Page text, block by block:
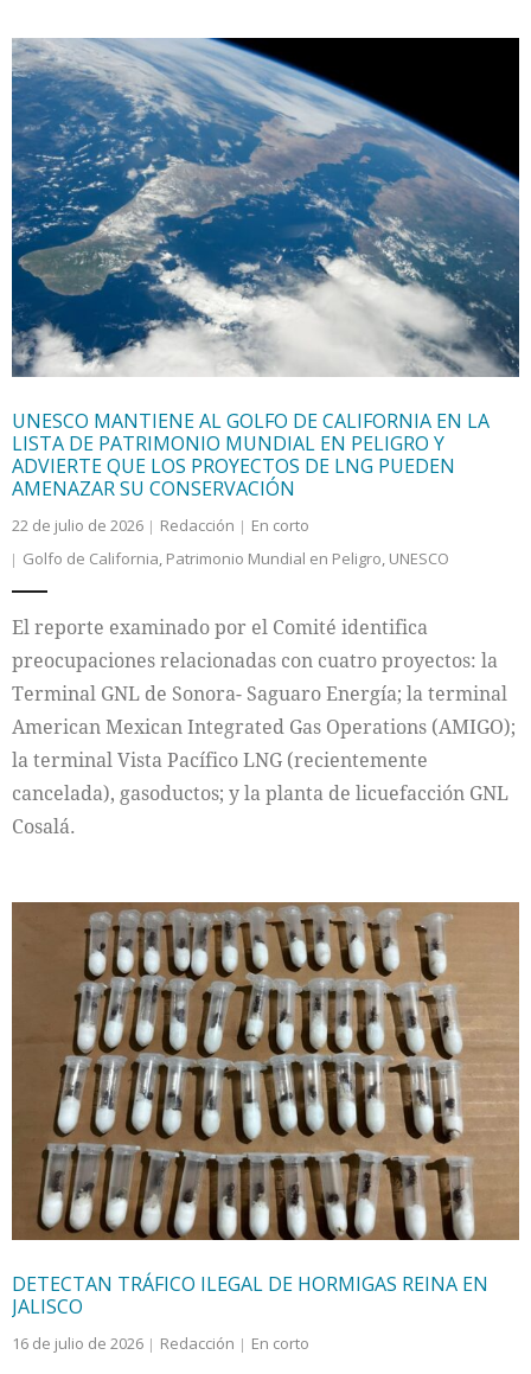
UNESCO MANTIENE AL GOLFO DE CALIFORNIA EN LA
LISTA DE PATRIMONIO MUNDIAL EN PELIGRO Y
ADVIERTE QUE LOS PROYECTOS DE LNG PUEDEN
AMENAZAR SU CONSERVACIÓN
22 de julio de 2026 Redacción
En corto
Golfo de California, Patrimonio Mundial en Peligro, UNESCO
El reporte examinado por el Comité identifica
preocupaciones relacionadas con cuatro proyectos: la
Terminal GNL de Sonora- Saguaro Energía; la terminal
American Mexican Integrated Gas Operations (AMIGO);
la terminal Vista Pacífico LNG (recientemente
cancelada), gasoductos; y la planta de licuefacción GNL
Cosalá.
DETECTAN TRÁFICO ILEGAL DE HORMIGAS REINA EN
JALISCO
16 de julio de 2026 Redacción En corto